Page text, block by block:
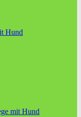
Hund
mit Hund